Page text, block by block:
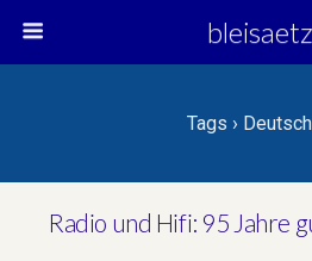
Tags ›
Radio und Hifi: 95 Jahre